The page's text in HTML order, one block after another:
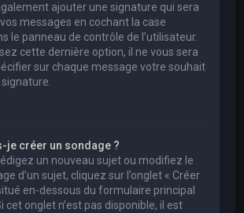
ajouter une signature qui sera
messages en cochant la case
le panneau de contrôle de l’utilisateur.
cette dernière option, il ne vous sera
sur chaque message votre souhait
signature.
je créer un sondage ?
un nouveau sujet ou modifiez le
d’un sujet, cliquez sur l’onglet « Créer
en-dessous du formulaire principal
cet onglet n’est pas disponible, il est